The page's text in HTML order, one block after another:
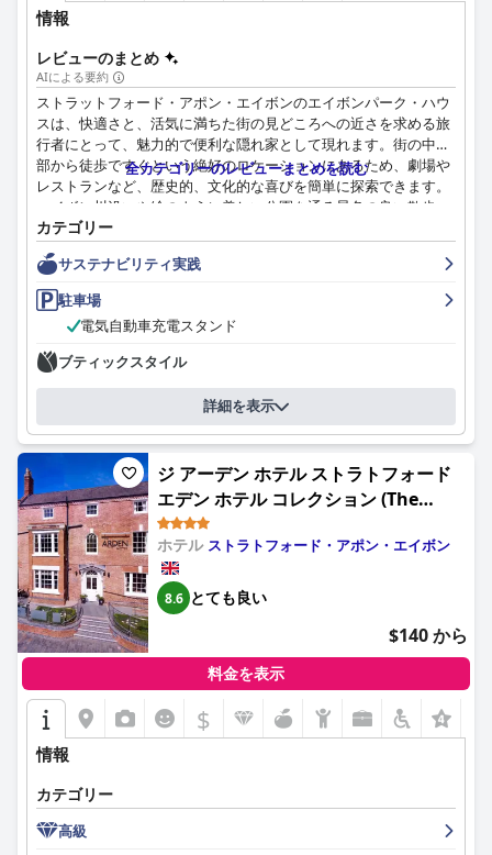
情報
レビューのまとめ
AIによる要約
ストラットフォード・アポン・エイボンのエイボンパーク・ハウ
スは、快適さと、活気に満ちた街の見どころへの近さを求める旅
行者にとって、魅力的で便利な隠れ家として現れます。街の中心
部から徒歩ですぐという絶好のロケーションにあるため、劇場や
レストランなど、歴史的、文化的な喜びを簡単に探索できます。
エイボン川沿いや絵のように美しい公園を通る景色の良い散歩
は、ここでの滞在の喜びをさらに高めます。
この宿泊施設は、朝食の提供について高い評価を受けており、美
味しく、バラエティに富み、期待を上回るとよく言われていま
す。特に、イングリッシュブレックファストの質と、温かい皿で
提供される新鮮で丁寧に調理された料理が高く評価されていま
す。ホストは、そのフレンドリーで親切な性格で知られており、
多様な食のニーズに対応するオプションで、毎日を気持ちよくス
タートできるように配慮しています。
エイボンパーク・ハウスの客室は、その広さ、清潔さ、モダンな
内装で常に称賛されています。多くのゲストは、ベッドの快適さ
と、強力なシャワーを備えた清潔なバスルームを称賛していま
す。スマートテレビ、無料Wi-Fi、紅茶/コーヒーメーカーなどの
最新のアメニティが快適さを増し、一部の客室からは庭園の素敵
な景色を眺めることができ、パティオドアから直接アクセスでき
ます。広々としたファミリールームと敷地内駐車場があること
も、滞在の利便性をさらに高めます。
清潔さは際立った特徴であり、宿泊施設とその設備は、しばしば
清潔で手入れが行き届いていると表現されます。この高い基準
は、客室から施設全体に及び、滞在中の全体的な快適さと幸福感
ホストのマリアとマーティン、そして彼らのチームによる卓越し
たサービスは、頻繁に強調されています。彼らの温かく歓迎的な
態度は、ゲストのニーズを支援する意欲と相まって、すべての訪
問者に思い出に残る快適な体験を保証します。
エイボンパーク・ハウスの駐車場は、その利便性と利用可能性で
全カテゴリーのレビューまとめを読む
カテゴリー
サステナビリティ実践
駐車場
電気自動車充電スタンド
ブティックスタイル
詳細を表示
ジ アーデン ホテル ストラトフォード
エデン ホテル コレクション (The
Arden Hotel Stratford - Eden Hotel
Collection)
ホテル ストラトフォード・アポン・エイボン
8.6 とても良い
$140 から
料金を表示
$
情報
カテゴリー
高級